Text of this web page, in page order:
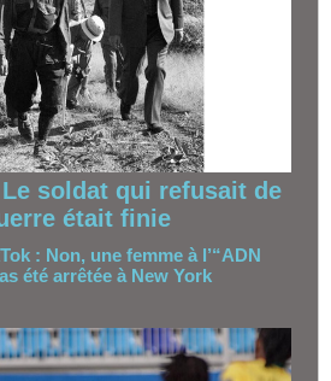
soldat qui refusait de
était finie
: Non, une femme à l’“ADN
été arrêtée à New York